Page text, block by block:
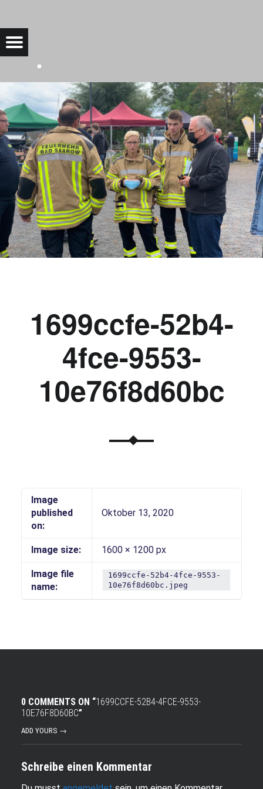
Menu
1699ccfe-52b4-
4fce-9553-
10e76f8d60bc
Image
published
on:
Oktober 13, 2020
Image size: 1600 × 1200 px
Image file
name:
1699ccfe-52b4-4fce-9553-
10e76f8d60bc.jpeg
0 COMMENTS ON “1699CCFE-52B4-4FCE-9553-
10E76F8D60BC”
ADD YOURS →
Schreibe einen Kommentar